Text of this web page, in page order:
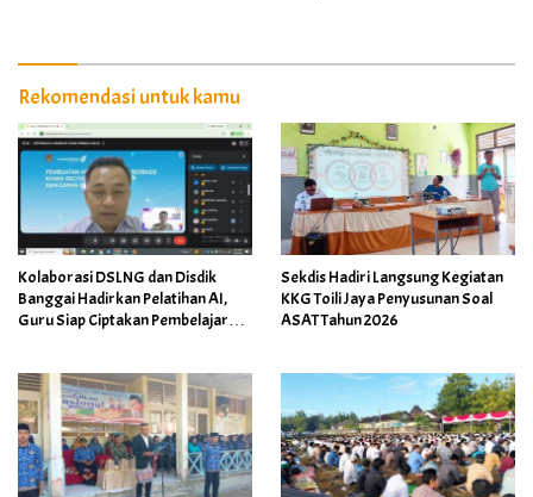
Rekomendasi untuk kamu
Kolaborasi DSLNG dan Disdik
Banggai Hadirkan Pelatihan AI,
Guru Siap Ciptakan Pembelajaran
Sekdis Hadiri Langsung Kegiatan
KKG Toili Jaya Penyusunan Soal
ASAT Tahun 2026